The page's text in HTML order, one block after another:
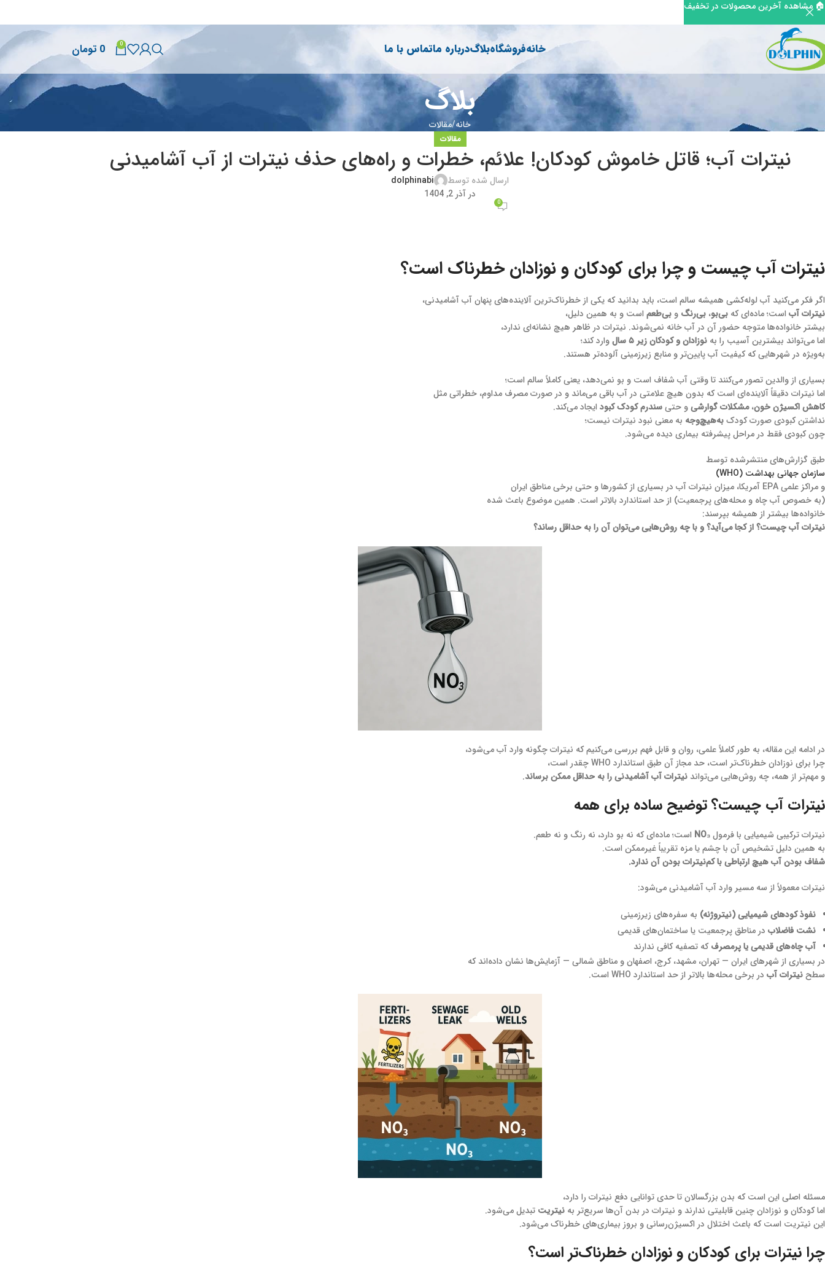
خانهفروشگاهبلاگدرباره ماتماس با ما 0
0 تومان
بلاگ
خانه مقالات
مقالات
نیترات آب؛ قاتل خاموش کودکان! علائم، خطرات و راه‌های حذف نیترات از آب آشامیدنی
ارسال شده توسط
dolphinabi
در آذر 2, 1404
0
نیترات آب چیست و چرا برای کودکان و نوزادان خطرناک است؟
اگر فکر می‌کنید آب لوله‌کشی همیشه سالم است، باید بدانید که یکی از خطرناک‌ترین آلاینده‌های پنهان آب آشامیدنی،
نیترات آب است؛ ماده‌ای که بی‌بو، بی‌رنگ و بی‌طعم است و به همین دلیل،
بیشتر خانواده‌ها متوجه حضور آن در آب خانه نمی‌شوند. نیترات در ظاهر هیچ نشانه‌ای ندارد،
اما می‌تواند بیشترین آسیب را به نوزادان و کودکان زیر ۵ سال
وارد کند؛
به‌ویژه در شهرهایی که کیفیت آب پایین‌تر و منابع زیرزمینی آلوده‌تر هستند.
بسیاری از والدین تصور می‌کنند تا وقتی آب شفاف است و بو نمی‌دهد، یعنی کاملاً سالم است؛
اما نیترات دقیقاً آلاینده‌ای است که بدون هیچ علامتی در آب باقی می‌ماند و در صورت مصرف مداوم، خطراتی مثل
کاهش اکسیژن خون،مشکلات گوارشیو حتیسندرم کودک کبود ایجاد می‌کند.
نداشتن کبودی صورت کودکبه‌هیچ‌وجه به معنی نبود نیترات نیست؛
چون کبودی فقط در مراحل پیشرفته بیماری دیده می‌شود.
طبق گزارش‌های منتشرشده توسط
سازمان جهانی بهداشت (WHO)
و مراکز علمی EPA آمریکا، میزان نیترات آب در بسیاری از کشورها و حتی برخی مناطق ایران
(به خصوص آب چاه و محله‌های پرجمعیت) از حد استاندارد بالاتر است. همین موضوع باعث شده
خانواده‌ها بیشتر از همیشه بپرسند:
نیترات آب چیست؟ از کجا می‌آید؟ و با چه روش‌هایی می‌توان آن را به حداقل رساند؟
در ادامه این مقاله، به طور کاملاً علمی، روان و قابل فهم بررسی می‌کنیم که نیترات چگونه وارد آب می‌شود،
چرا برای نوزادان خطرناک‌تر است، حد مجاز آن طبق استاندارد WHO چقدر است،
و مهم‌تر از همه، چه روش‌هایی می‌تواند نیترات آب آشامیدنی را به حداقل ممکن برساند.
نیترات آب چیست؟ توضیح ساده برای همه
نیترات ترکیبی شیمیایی با فرمولNO₃ است؛ ماده‌ای که نه بو دارد، نه رنگ و نه طعم.
به همین دلیل تشخیص آن با چشم یا مزه تقریباً غیرممکن است.
شفاف بودن آب هیچ ارتباطی با کم‌نیترات بودن آن ندارد.
نیترات معمولاً از سه مسیر وارد آب آشامیدنی می‌شود:
نفوذ کودهای شیمیایی (نیتروژنه) به سفره‌های زیرزمینی
نشت فاضلاب در مناطق پرجمعیت یا ساختمان‌های قدیمی
آب چاه‌های قدیمی یا پرمصرفکه تصفیه کافی ندارند
در بسیاری از شهرهای ایران — تهران، مشهد، کرج، اصفهان و مناطق شمالی — آزمایش‌ها نشان داده‌اند که
سطحنیترات آب در برخی محله‌ها بالاتر از حد استاندارد WHO است.
مسئله اصلی این است که بدن بزرگسالان تا حدی توانایی دفع نیترات را دارد،
اما کودکان و نوزادان چنین قابلیتی ندارند و نیترات در بدن آن‌ها سریع‌تر به نیتریت تبدیل می‌شود.
این نیتریت است که باعث اختلال در اکسیژن‌رسانی و بروز بیماری‌های خطرناک می‌شود.
چرا نیترات برای کودکان و نوزادان خطرناک‌تر است؟
🏠 مشاهده آخرین محصولات در تخفیف